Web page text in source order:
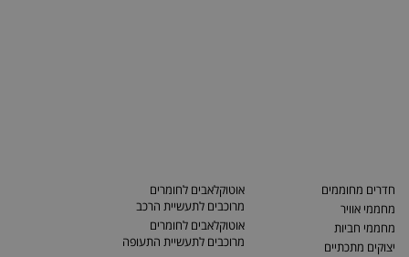
חדרים מחוממים
מחממי אוויר
מחממי חביות
יצוקים מתכתיים
אוטוקלאבים לחומרים
מרוכבים לתעשיית הרכב
אוטוקלאבים לחומרים
מרוכבים לתעשיית התעופה